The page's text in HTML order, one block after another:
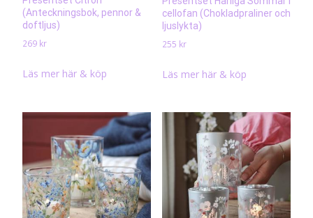
(Anteckningsbok, pennor &
doftljus)
269 kr
Läs mer här & köp
cellofan (Chokladpraliner och
ljuslykta)
255 kr
Läs mer här & köp